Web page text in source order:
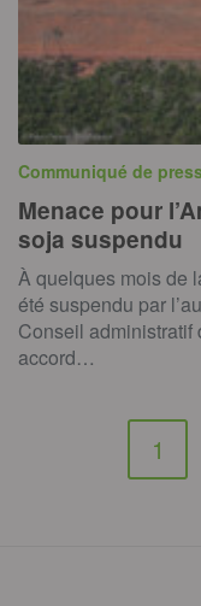
Communiqué de
Menace pour
soja suspendu
À quelques mois de
été suspendu par
Conseil
accord…
1